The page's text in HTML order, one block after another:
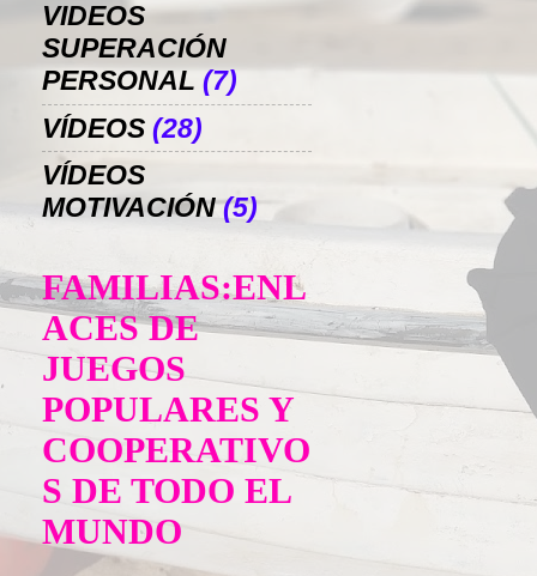
VIDEOS
SUPERACIÓN
PERSONAL (7)
VÍDEOS (28)
VÍDEOS
MOTIVACIÓN (5)
FAMILIAS:ENL
ACES DE
JUEGOS
POPULARES Y
COOPERATIVO
S DE TODO EL
MUNDO